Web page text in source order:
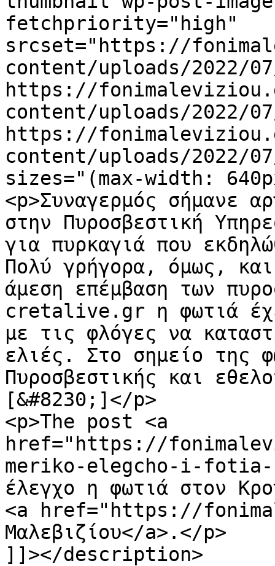
fetchpriority="high"
srcset="https://
content/uploads/2022/
https://
content/uploads/2022/
https://
content/uploads/2022/
sizes="(max-width:
<p>Συναγερμός σήμανε
στην Πυροσβεστική
για πυρκαγιά που
Πολύ γρήγορα, όμως,
άμεση επέμβαση των
cretalive.gr η φωτιά
με τις φλόγες να
ελιές. Στο σημείο της
Πυροσβεστικής και
[&#8230;]</p>
<p>The post <a
href="https://
meriko-elegcho-i-fotia-
έλεγχο η φωτιά στον
<a href="https://
Μαλεβιζίου</a>.</p>
]]></description>